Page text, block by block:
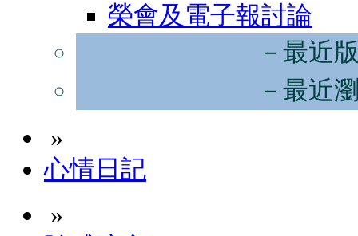
榮會及電子報討論
－最近
－最近
»
心情日記
»